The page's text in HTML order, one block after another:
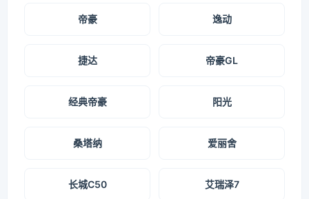
帝豪 逸动
捷达 帝豪GL
经典帝豪 阳光
桑塔纳 爱丽舍
长城C50 艾瑞泽7